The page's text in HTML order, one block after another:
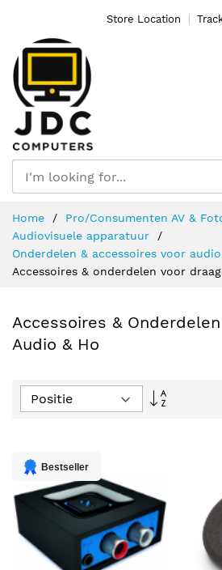
Store Location
naar
de
inhoud
Home
Pro/Consumenten AV &
Audiovisuele apparatuur
Onderdelen & accessoires voor
Accessoires & onderdelen voor
Accessoires &
Audio & Ho
Van
Bestseller